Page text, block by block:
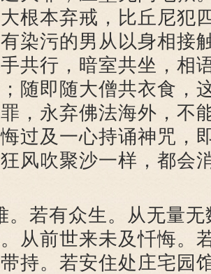
根本弃戒，比丘尼犯
染污的男从以身相接
共行，暗室共坐，相
随即随大僧共衣食，
，永弃佛法海外，不
过及一心持诵神咒，
风吹聚沙一样，都会
若有众生。从无量无
从前世来未及忏悔。
持。若安住处庄宅园